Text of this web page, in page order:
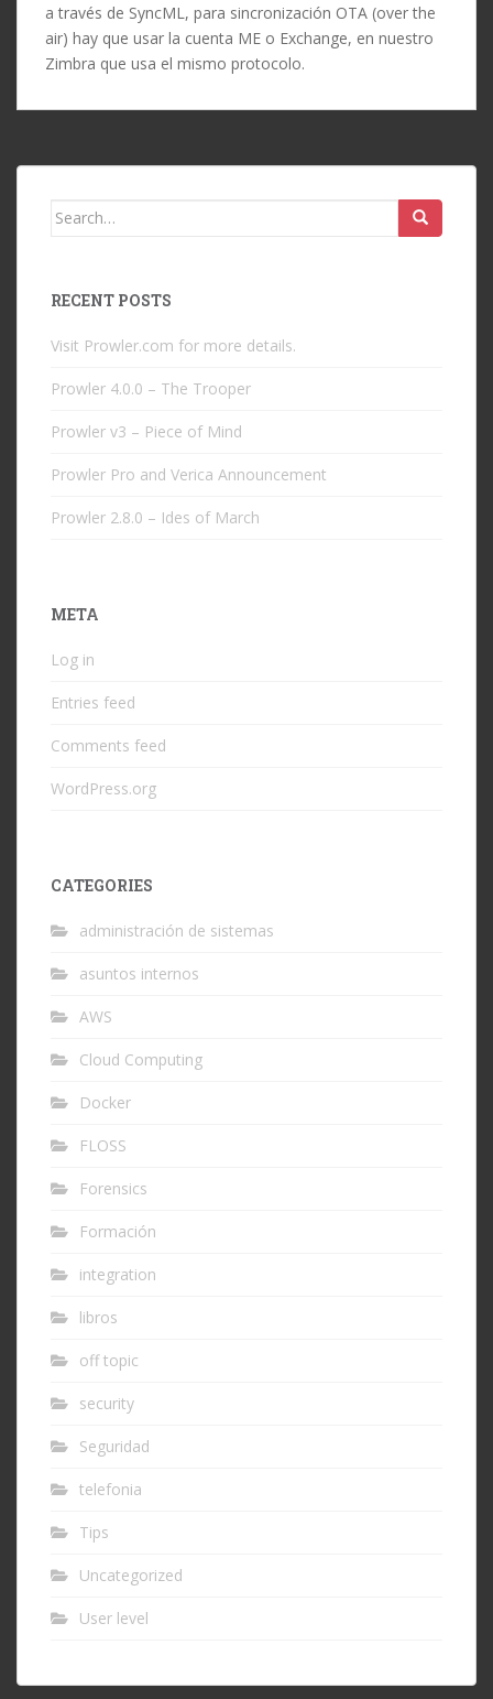
a través de SyncML, para sincronización OTA (over the
air) hay que usar la cuenta ME o Exchange, en nuestro
Zimbra que usa el mismo protocolo.
Search
RECENT POSTS
Visit Prowler.com for more details.
Prowler 4.0.0 – The Trooper
Prowler v3 – Piece of Mind
Prowler Pro and Verica Announcement
Prowler 2.8.0 – Ides of March
META
Log in
Entries feed
Comments feed
WordPress.org
CATEGORIES
administración de sistemas
asuntos internos
AWS
Cloud Computing
Docker
FLOSS
Forensics
Formación
integration
libros
off topic
security
Seguridad
telefonia
Tips
Uncategorized
User level